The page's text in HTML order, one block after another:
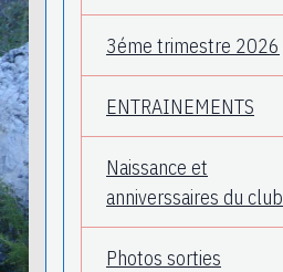
3éme trimestre 2026
ENTRAINEMENTS
Naissance et
anniverssaires du club
Photos sorties